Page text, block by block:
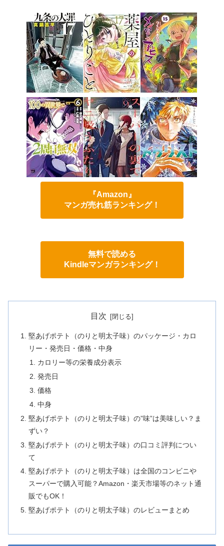
『Amazon』
マンガ売れ筋ランキング！
無料で読める
Kindleマンガランキング！
目次
堅あげポテト（のりと明太子味）のパッケージ・カロ
リー・発売日・価格・中身
カロリー等の栄養成分表示
発売日
価格
中身
堅あげポテト（のりと明太子味）の”味”は美味しい？ま
ずい？
堅あげポテト（のりと明太子味）の口コミ評判につい
て
堅あげポテト（のりと明太子味）は全国のコンビニや
スーパーで購入可能？Amazon・楽天市場等のネット通
販でもOK！
堅あげポテト（のりと明太子味）のレビューまとめ